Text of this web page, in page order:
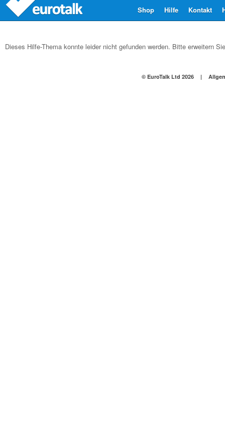
Kontakt
Hilfe
Shop
Dieses Hilfe-Thema konnte leider nicht gefunden werden. Bitte erweitern
© EuroTalk Ltd 2026 |